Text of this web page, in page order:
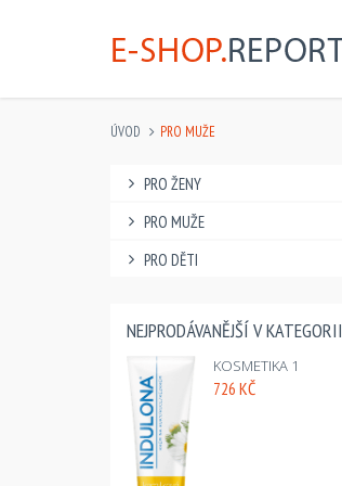
ÚVOD PRO MUŽE
PRO ŽENY
PRO MUŽE
PRO DĚTI
NEJPRODÁVANĚJŠÍ V KATEGORII
KOSMETIKA 1
726 KČ